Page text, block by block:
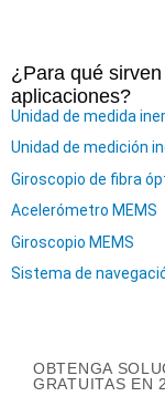
¿Para qué
aplicaciones?
Unidad de medida
Unidad de medición
Giroscopio de fibra
Acelerómetro MEMS
Giroscopio MEMS
Sistema de
OBTENGA
GRATUITAS EN